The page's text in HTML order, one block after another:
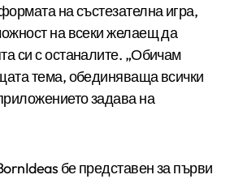
на състезателна игра,
на всеки желаещ да
си с останалите. „Обичам
тема, обединяваща всички
задава на
бе представен за първи